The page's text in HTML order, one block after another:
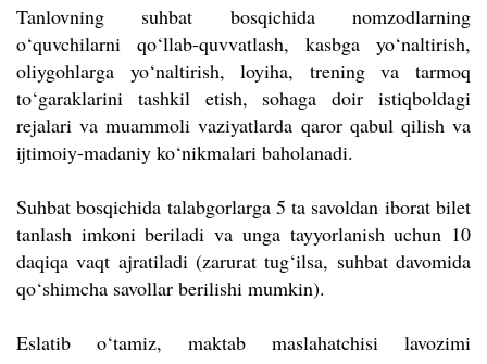
Tanlovning suhbat bosqichida nomzodlarning
o‘quvchilarni qo‘llab-quvvatlash, kasbga yo‘naltirish,
oliygohlarga yo‘naltirish, loyiha, trening va tarmoq
to‘garaklarini tashkil etish, sohaga doir istiqboldagi
rejalari va muammoli vaziyatlarda qaror qabul qilish va
ijtimoiy-madaniy ko‘nikmalari baholanadi.
Suhbat bosqichida talabgorlarga 5 ta savoldan iborat bilet
tanlash imkoni beriladi va unga tayyorlanish uchun 10
daqiqa vaqt ajratiladi (zarurat tug‘ilsa, suhbat davomida
qo‘shimcha savollar berilishi mumkin).
Eslatib o‘tamiz, maktab maslahatchisi lavozimi